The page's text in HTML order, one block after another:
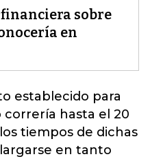
sobre
en
establecido para
correría hasta el 20
tiempos de dichas
en tanto